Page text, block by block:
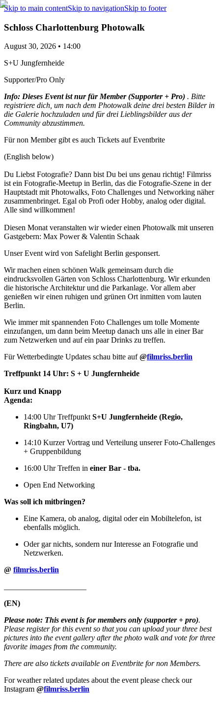
Skip to main contentSkip to navigationSkip to footer
Schloss Charlottenburg Photowalk
August 30, 2026 • 14:00
S+U Jungfernheide
Supporter/Pro Only
Info: Dieses Event ist nur für Member (Supporter + Pro) . Bitte
registriere dich, um nach dem Photowalk deine drei besten Bilder in
die Galerie hochzuladen und für drei Lieblingsbilder aus der
Community abzustimmen.
Für non Member gibt es auch Tickets auf Eventbrite
(English below)
Du Liebst Fotografie? Dann bist Du bei uns genau richtig! Filmriss
ist ein Fotografie-Meetup in Berlin, das die Fotografie-Szene in der
Hauptstadt mit Photowalks, Foto Challenges und Networking näher
zusammenbringet. Egal ob Profi oder Hobby, analog oder digital.
Alle sind willkommen!
Diesen Monat veranstalten wir wieder einen Photowalk mit unseren
Gastgebern: Max Power & Valentin Schaak
Unser Event wird von Safelight Berlin gesponsert.
Wir machen einen schönen Walk gemeinsam durch die
eindrucksvollen Gärten von Schloss Charlottenburg. Wir erkunden
die historische Architektur und die Parkanlage. Vor allem aber
genießen wir einen ruhigen und grünen Ort inmitten vom lauten
Berlin.
Wie immer mit spannenden Foto Challenges um tolle Momente
einzufangen, um dann beim Meetup danach uns alle in einer Bar
zum Netzwerken und auf ein paar Drinks zu treffen.
Für Wetterbedingte Updates schau bitte auf@filmriss.berlin
Treffpunkt 14 Uhr: S + U Jungfernheide
Kurz und Knapp
Agenda:
14:00 Uhr TreffpunktS+U Jungfernheide (Regio,
Ringbahn, U7)
14:10 Kurzer Vortrag und Verteilung unserer Foto-Challenges
+ Gruppenbildung
16:00 Uhr Treffen in einer Bar - tba.
Open End Networking
Was soll ich mitbringen?
Eine Kamera, ob analog, digital oder ein Mobiltelefon, ist
ebenfalls möglich.
Oder gar nichts, sondern nur Interesse an Fotografie und
Netzwerken.
@ filmriss.berlin
(EN)
Please note: This event is for members only (supporter + pro).
Please register for this event so that you can upload your three best
pictures into the event gallery after the photo walk and vote for three
favorite images from the community.
There are also tickets available on Eventbrite for non Members.
For weather related updates about the event please check our
Instagram @filmriss.berlin